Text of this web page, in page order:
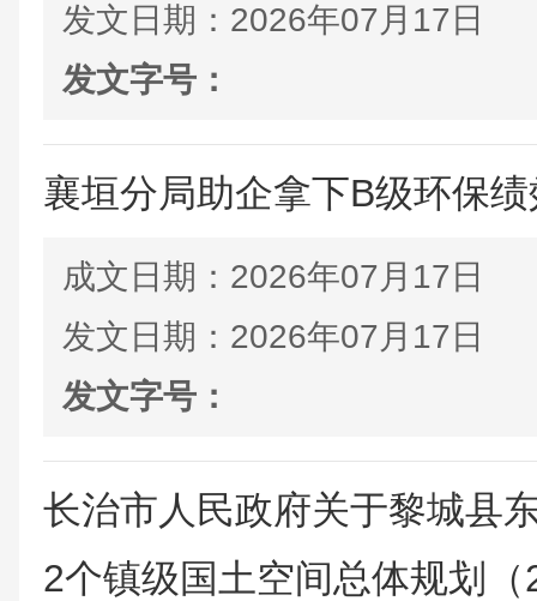
发文日期： 2026年07月17日
发文字号：
襄垣分局助企拿下B级环保绩
成文日期： 2026年07月17日
发文日期： 2026年07月17日
发文字号：
长治市人民政府关于黎城县
2个镇级国土空间总体规划